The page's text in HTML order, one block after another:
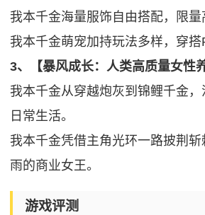
我本千金海量服饰自由搭配，限量
我本千金萌宠加持玩法多样，穿搭
3、【暴风成长：人类高质量女性
我本千金从穿越炮灰到锦鲤千金
日常生活。
我本千金凭借主角光环一路披荆
雨的商业女王。
游戏评测